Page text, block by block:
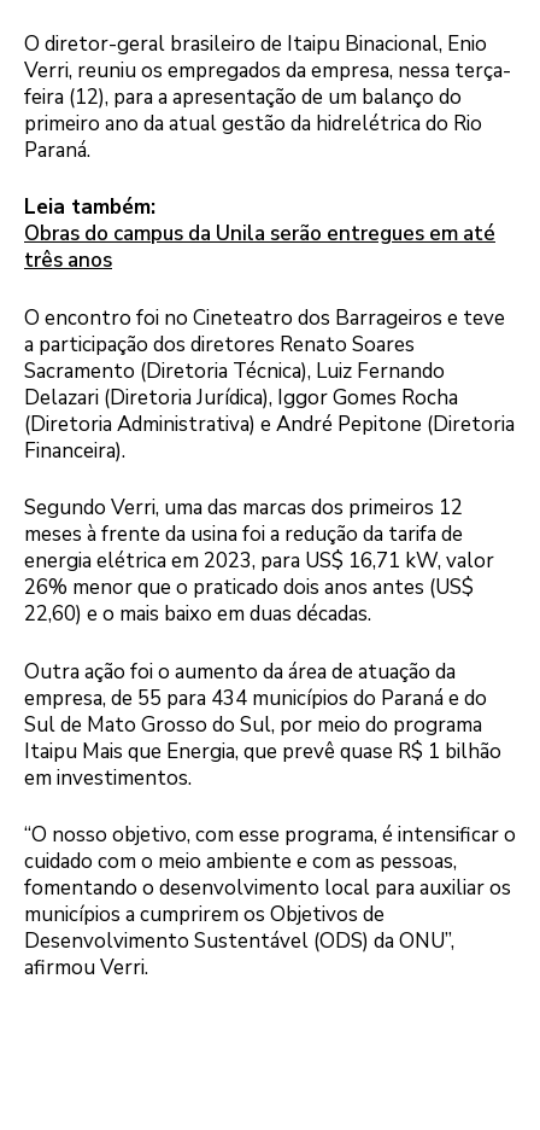
O diretor-geral brasileiro de Itaipu Binacional, Enio
Verri, reuniu os empregados da empresa, nessa terça-
feira (12), para a apresentação de um balanço do
primeiro ano da atual gestão da hidrelétrica do Rio
Paraná.
Leia também:
Obras do campus da Unila serão entregues em até
três anos
O encontro foi no Cineteatro dos Barrageiros e teve
a participação dos diretores Renato Soares
Sacramento (Diretoria Técnica), Luiz Fernando
Delazari (Diretoria Jurídica), Iggor Gomes Rocha
(Diretoria Administrativa) e André Pepitone (Diretoria
Financeira).
Segundo Verri, uma das marcas dos primeiros 12
meses à frente da usina foi a redução da tarifa de
energia elétrica em 2023, para US$ 16,71 kW, valor
26% menor que o praticado dois anos antes (US$
22,60) e o mais baixo em duas décadas.
Outra ação foi o aumento da área de atuação da
empresa, de 55 para 434 municípios do Paraná e do
Sul de Mato Grosso do Sul, por meio do programa
Itaipu Mais que Energia, que prevê quase R$ 1 bilhão
em investimentos.
“O nosso objetivo, com esse programa, é intensificar o
cuidado com o meio ambiente e com as pessoas,
fomentando o desenvolvimento local para auxiliar os
municípios a cumprirem os Objetivos de
Desenvolvimento Sustentável (ODS) da ONU”,
afirmou Verri.